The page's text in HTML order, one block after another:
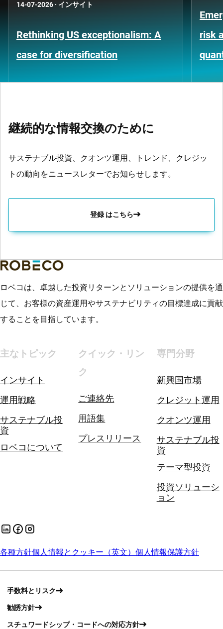
14-07-2026 · インサイト
Rethinking US exceptionalism: A
case for diversification
risk
継続的な情報交換のために
サステナブル投資、クオンツ運用、トレンド、クレジッ
トの動向をニュースレターでお知らせします。
登録 はこちら
ロベコは、卓越した投資リターンとソリューションの提供を通
じて、お客様の資産運用やサステナビリティの目標達成に貢献
することを目指しています。
主なトピック
インサイト
運用戦略
サステナブル投
資
ロベコについて
クイック・リン
ク
ご連絡先
用語集
プレスリリース
専門分野
新興国市場
クレジット運用
クオンツ運用
サステナブル投
資
テーマ型投資
投資ソリューシ
ョン
各種方針個人情報とクッキー（英文） 個人情報保護方針
手数料とリスク
勧誘方針
スチュワードシップ・コードへの対応方針